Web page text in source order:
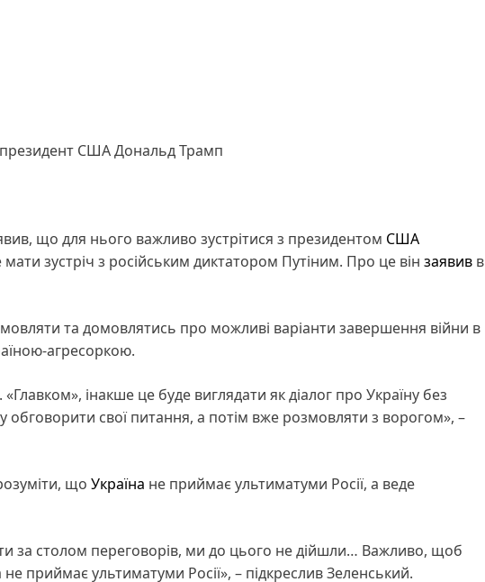
США Дональд Трамп
що для нього важливо зустрітися з президентом США
зустріч з російським диктатором Путіним. Про це він заявив в
та домовлятись про можливі варіанти завершення війни в
агресоркою.
інакше це буде виглядати як діалог про Україну без
свої питання, а потім вже розмовляти з ворогом», –
що Україна не приймає ультиматуми Росії, а веде
за столом переговорів, ми до цього не дійшли… Важливо, щоб
не приймає ультиматуми Росії», – підкреслив Зеленський.